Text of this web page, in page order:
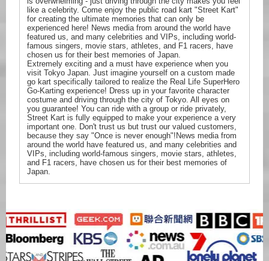
like a celebrity. Come enjoy the public road kart "Street Kart"
for creating the ultimate memories that can only be
experienced here! News media from around the world have
featured us, and many celebrities and VIPs, including world-
famous singers, movie stars, athletes, and F1 racers, have
chosen us for their best memories of Japan.
Extremely exciting and a must have experience when you
visit Tokyo Japan. Just imagine yourself on a custom made
go kart specifically tailored to realize the Real Life SuperHero
Go-Karting experience! Dress up in your favorite character
costume and driving through the city of Tokyo. All eyes on
you guarantee! You can ride with a group or ride privately,
Street Kart is fully equipped to make your experience a very
important one. Don't trust us but trust our valued customers,
because they say "Once is never enough"!News media from
around the world have featured us, and many celebrities and
VIPs, including world-famous singers, movie stars, athletes,
and F1 racers, have chosen us for their best memories of
Japan.